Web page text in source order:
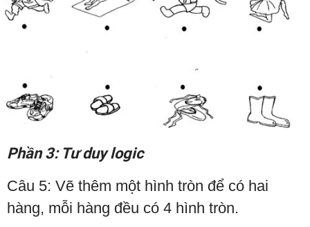
Phần 3: Tư duy logic
Câu 5: Vẽ thêm một hình tròn để có hai
hàng, mỗi hàng đều có 4 hình tròn.